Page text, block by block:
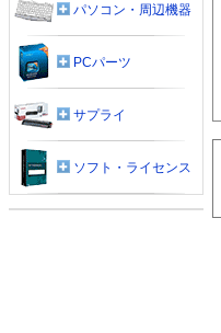
パソコン・周辺機器
PCパーツ
サプライ
ソフト・ライセンス